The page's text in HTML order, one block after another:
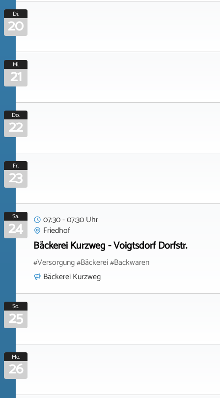
Di.
20
Mi.
21
Do.
22
Fr.
23
Sa.
24
07:30 - 07:30 Uhr
Friedhof
Bäckerei Kurzweg - Voigtsdorf Dorfstr.
#Versorgung #Bäckerei #Backwaren
Bäckerei Kurzweg
So.
25
Mo.
26